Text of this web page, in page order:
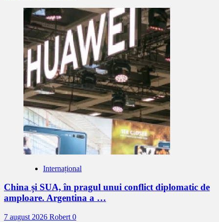
Internațional
China și SUA, în pragul unui conflict diplomatic de
amploare. Argentina a …
7 august 2026 Robert 0